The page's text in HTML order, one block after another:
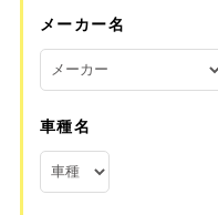
メーカー名
車種名